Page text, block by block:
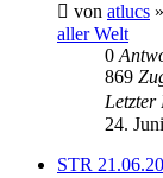
von atlucs
aller Welt
0
869
Letzter
24.
STR